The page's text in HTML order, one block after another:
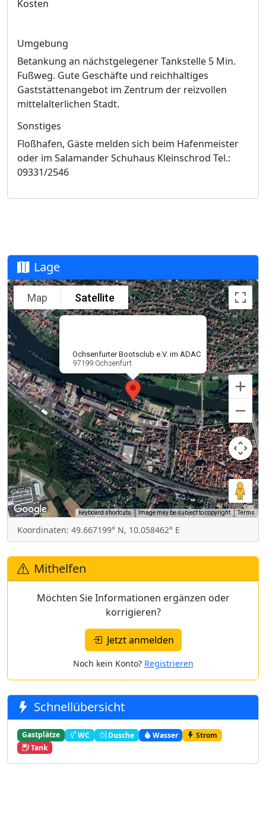
Kosten
Umgebung
Betankung an nächstgelegener Tankstelle 5 Min.
Fußweg. Gute Geschäfte und reichhaltiges
Gaststättenangebot im Zentrum der reizvollen
mittelalterlichen Stadt.
Sonstiges
Floßhafen, Gäste melden sich beim Hafenmeister
oder im Salamander Schuhaus Kleinschrod Tel.:
09331/2546
Lage
Ochsenfurter Bootsclub e.V. im ADAC
97199 Ochsenfurt
Map Satellite
Keyboard shortcuts Image may be subject to copyright Terms
Koordinaten: 49.667199° N, 10.058462° E
Mithelfen
Möchten Sie Informationen ergänzen oder
korrigieren?
Jetzt anmelden
Noch kein Konto? Registrieren
Schnellübersicht
Gastplätze WC Dusche Wasser
Strom
Tank